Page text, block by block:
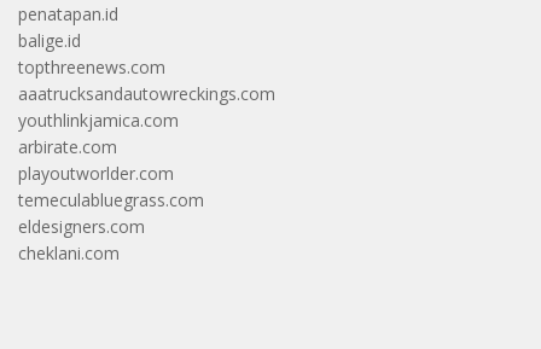
penatapan.id
balige.id
topthreenews.com
aaatrucksandautowreckings.com
youthlinkjamica.com
arbirate.com
playoutworlder.com
temeculabluegrass.com
eldesigners.com
cheklani.com